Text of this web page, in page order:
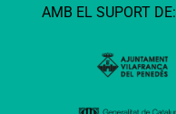
AMB EL SUPORT DE: